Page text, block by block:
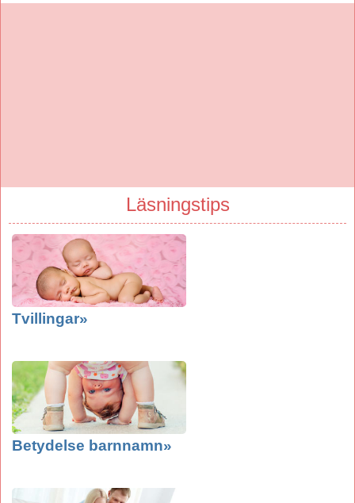
Läsningstips
Tvillingar»
Betydelse barnnamn»